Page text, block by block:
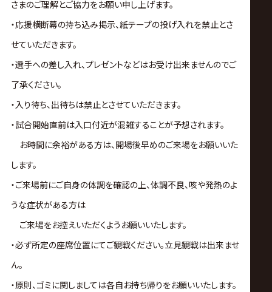
さまのご理解とご協力をお願い申し上げます。
・応援横断幕の持ち込み掲示、紙テープの投げ入れを禁止とさ
せていただきます。
・選手への差し入れ、プレゼントなどはお受け出来ませんのでご
了承ください。
・入り待ち、出待ちは禁止とさせていただきます。
・試合開始直前は入口付近が混雑することが予想されます。
お時間に余裕がある方は、開場後早めのご来場をお願いいた
します。
・ご来場前にご自身の体調を確認の上、体調不良、咳や発熱のよ
うな症状がある方は
ご来場をお控えいただくようお願いいたします。
・必ず所定の座席位置にてご観戦ください。立見観戦は出来ませ
ん。
・原則、ゴミに関しましては各自お持ち帰りをお願いいたします。